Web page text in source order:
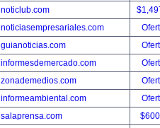
noticlub.com
noticiasempresariales.com
guianoticias.com
informesdemercado.com
zonademedios.com
informeambiental.com
salaprensa.com